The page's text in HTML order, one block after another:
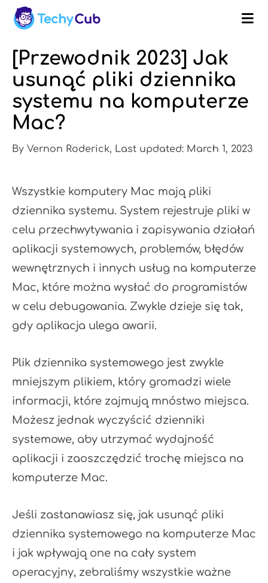
[Przewodnik 2023] Jak
usunąć pliki dziennika
systemu na komputerze
Mac?
By Vernon Roderick, Last updated: March 1, 2023
Wszystkie komputery Mac mają pliki
dziennika systemu. System rejestruje pliki w
celu przechwytywania i zapisywania działań
aplikacji systemowych, problemów, błędów
wewnętrznych i innych usług na komputerze
Mac, które można wysłać do programistów
w celu debugowania. Zwykle dzieje się tak,
gdy aplikacja ulega awarii.
Plik dziennika systemowego jest zwykle
mniejszym plikiem, który gromadzi wiele
informacji, które zajmują mnóstwo miejsca.
Możesz jednak wyczyścić dzienniki
systemowe, aby utrzymać wydajność
aplikacji i zaoszczędzić trochę miejsca na
komputerze Mac.
Jeśli zastanawiasz się, jak usunąć pliki
dziennika systemowego na komputerze Mac
i jak wpływają one na cały system
operacyjny, zebraliśmy wszystkie ważne